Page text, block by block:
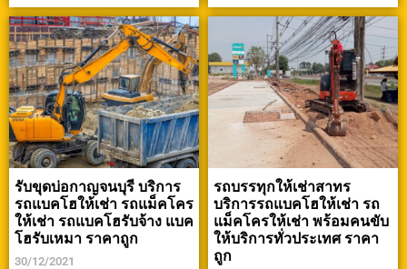
รับขุดบ่อกาญจนบุรี บริการ
รถแบคโฮให้เช่า รถแม็คโคร
ให้เช่า รถแบคโฮรับจ้าง แบค
โฮรับเหมา ราคาถูก
30/12/2021
รถบรรทุกให้เช่าสาทร
บริการรถแบคโฮให้เช่า รถ
แม็คโครให้เช่า พร้อมคนขับ
ให้บริการทั่วประเทศ ราคา
ถูก